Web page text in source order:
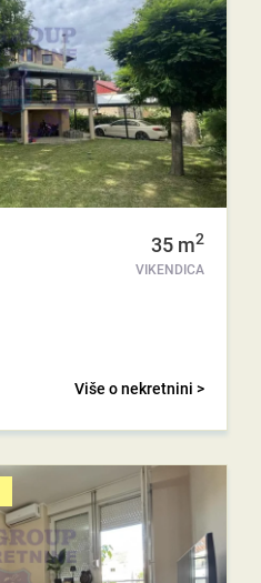
35 m2
VIKENDICA
Više o nekretnini >